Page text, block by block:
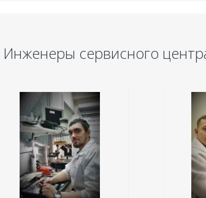
Инженеры сервисного